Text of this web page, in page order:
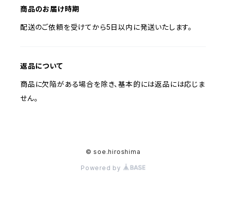
商品のお届け時期
配送のご依頼を受けてから5日以内に発送いたします。
返品について
商品に欠陥がある場合を除き、基本的には返品には応じま
せん。
© soe.hiroshima
Powered by